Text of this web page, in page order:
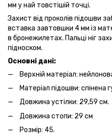
мм у най товстішій точці.
Захист від проколів підошви
вставка завтовшки 4 мм із
в бронежилетах. Пальці ніг
підноском.
Основні дані:
Верхній матеріал:
Матеріал підошви:
Довжина устілки: 29,59 см.
Довжина стопи: 29 см
Розмір: 45.